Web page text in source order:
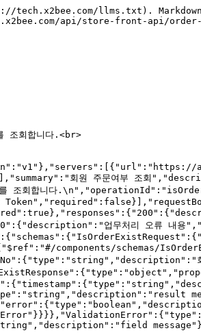
llms.txt).
api/store-front-api/
조회합니다.<br>
회원 주문여부 조회
부를 조회합니다
업무처리 오류 내
components/schemas/